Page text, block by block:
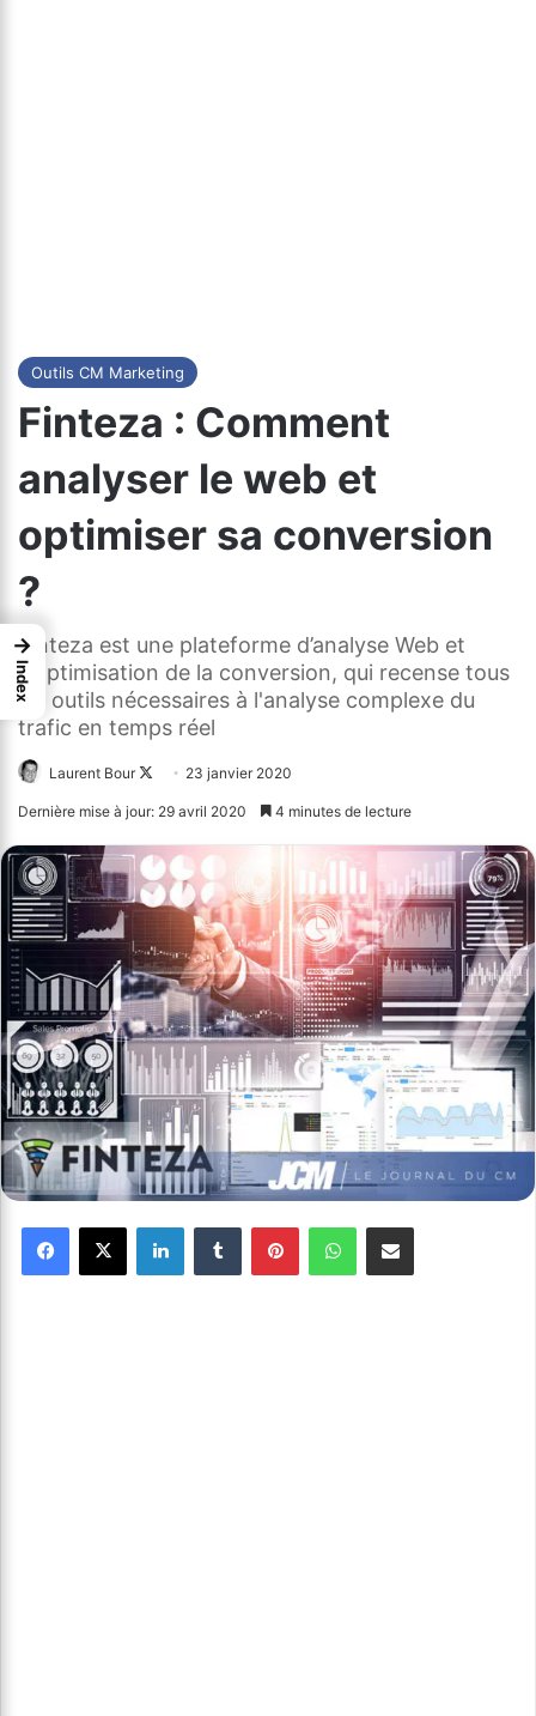
Outils CM Marketing
Finteza : Comment
analyser le web et
optimiser sa conversion
?
Finteza est une plateforme d’analyse Web et
d’optimisation de la conversion, qui recense tous
les outils nécessaires à l'analyse complexe du
trafic en temps réel
Laurent Bour
Follow23 janvier 2020
Dernière mise à jour: 29 avril 2020 4 minutes de lecture
→
Index